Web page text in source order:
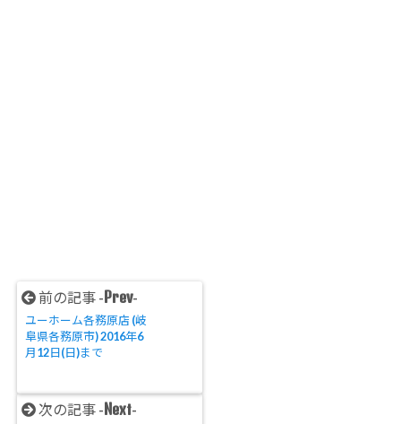
前の記事 - Prev-
ユーホーム各務原店 (岐
阜県各務原市) 2016年6
月12日(日)まで
次の記事 - Next-